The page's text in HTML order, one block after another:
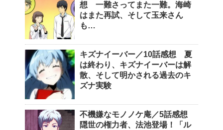
想 一難さってまた一難。海崎
はまた再試、そして玉来さん
も…
キズナイーバー／10話感想 夏
は終わり、キズナイーバーは解
散、そして明かされる過去のキ
ズナ実験
不機嫌なモノノケ庵／5話感想
隠世の権力者、法池登場！「ル